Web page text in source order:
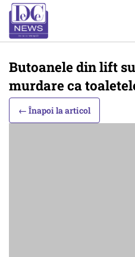
Butoanele din lift
murdare ca
← Înapoi la articol